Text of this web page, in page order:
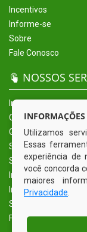
Incentivos
Informe-se
Sobre
Fale Conosco
NOSSOS
Início
O Município
Governo
Secretarias
Serviços Eletrônicos
Incentivos
Informe-se
Sobre
Fale Conosco
INFORMAÇÕES
Utilizamos
Essas
experiência de
você concorda
maiores
Privacidade